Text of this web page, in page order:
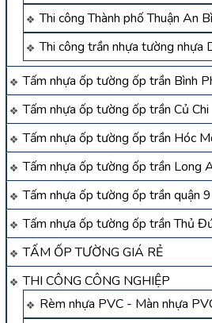
Thi công Thành phố Thuận An
Thi công trần nhựa tường nhựa
Tấm nhựa ốp tường ốp trần Bình
Tấm nhựa ốp tường ốp trần Củ Chi
Tấm nhựa ốp tường ốp trần Hóc
Tấm nhựa ốp tường ốp trần Long
Tấm nhựa ốp tường ốp trần quận 9
Tấm nhựa ốp tường ốp trần Thủ
TẤM ỐP TƯỜNG GIÁ RẺ
THI CÔNG CÔNG NGHIỆP
Rèm nhựa PVC - Màn nhựa